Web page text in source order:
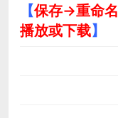
【保存→重命
播放或下载】